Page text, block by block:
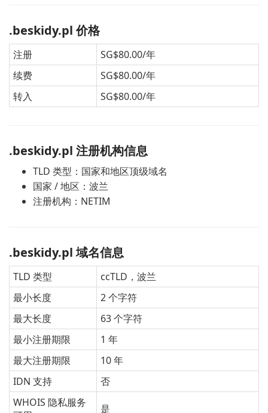
.beskidy.pl 价格
注册
SG$80.00/年
续费
SG$80.00/年
转入
SG$80.00/年
.beskidy.pl 注册机构信息
TLD 类型：国家和地区顶级域名
国家 / 地区：波兰
注册机构：NETIM
.beskidy.pl 域名信息
TLD 类型
ccTLD，波兰
最小长度
2 个字符
最大长度
63 个字符
最小注册期限
1 年
最大注册期限
10 年
IDN 支持
否
WHOIS 隐私服务
是